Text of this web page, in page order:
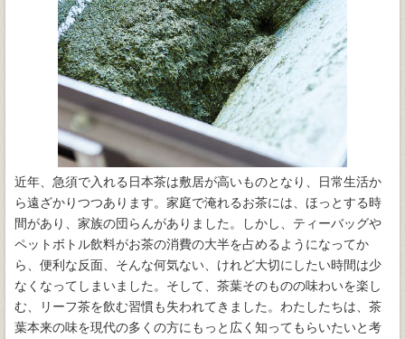
近年、急須で入れる日本茶は敷居が高いものとなり、日常生活か
ら遠ざかりつつあります。家庭で淹れるお茶には、ほっとする時
間があり、家族の団らんがありました。しかし、ティーバッグや
ペットボトル飲料がお茶の消費の大半を占めるようになってか
ら、便利な反面、そんな何気ない、けれど大切にしたい時間は少
なくなってしまいました。そして、茶葉そのものの味わいを楽し
む、リーフ茶を飲む習慣も失われてきました。わたしたちは、茶
葉本来の味を現代の多くの方にもっと広く知ってもらいたいと考